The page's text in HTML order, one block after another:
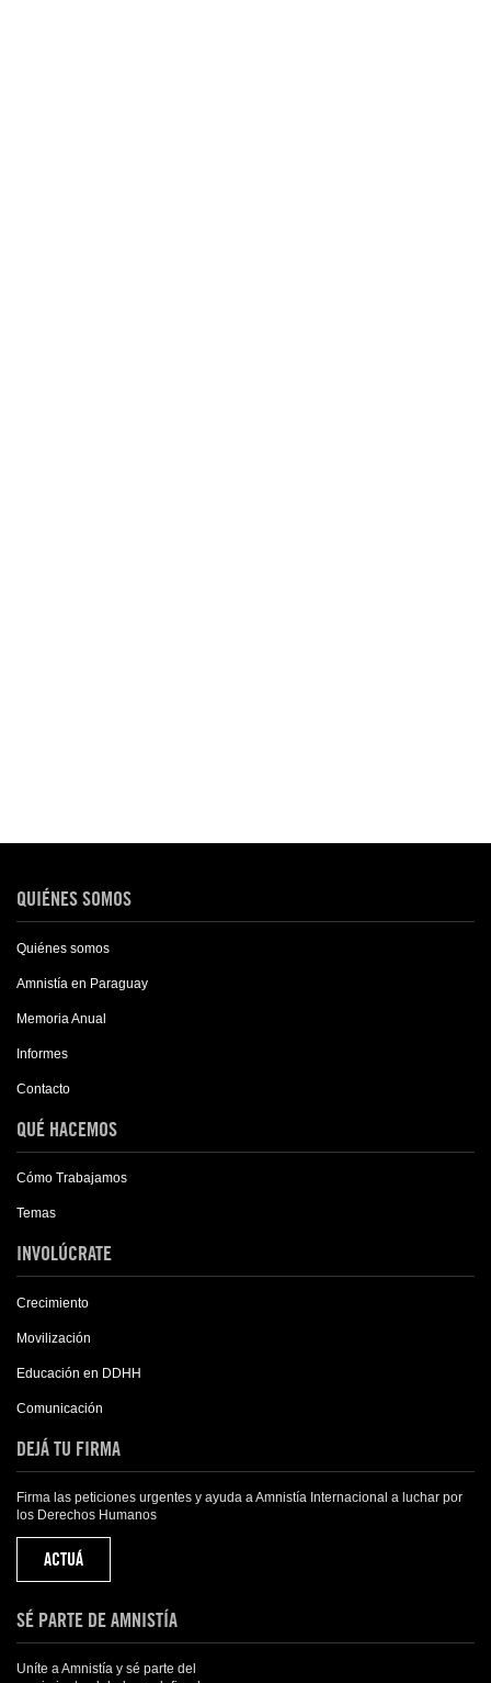
QUIÉNES SOMOS
Quiénes somos
Amnistía en Paraguay
Memoria Anual
Informes
Contacto
QUÉ HACEMOS
Cómo Trabajamos
Temas
INVOLÚCRATE
Crecimiento
Movilización
Educación en DDHH
Comunicación
DEJÁ TU FIRMA
Firma las peticiones urgentes y ayuda a Amnistía Internacional a luchar por
los Derechos Humanos
ACTUÁ
SÉ PARTE DE AMNISTÍA
Uníte a Amnistía y sé parte del